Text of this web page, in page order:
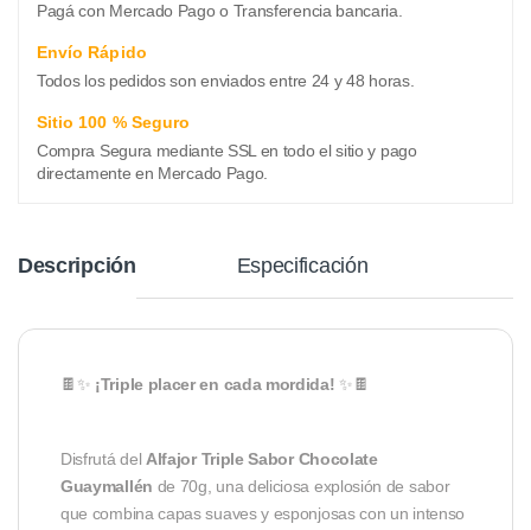
Pagá con Mercado Pago o Transferencia bancaria.
Envío Rápido
Todos los pedidos son enviados entre 24 y 48 horas.
Sitio 100 % Seguro
Compra Segura mediante SSL en todo el sitio y pago
directamente en Mercado Pago.
Descripción Especificación
🍫✨ ¡Triple placer en cada mordida! ✨🍫
Disfrutá del Alfajor Triple Sabor Chocolate
Guaymallén de 70g, una deliciosa explosión de sabor
que combina capas suaves y esponjosas con un intenso